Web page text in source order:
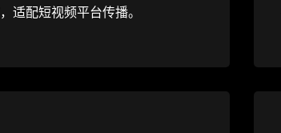
适配短视频平台传播。